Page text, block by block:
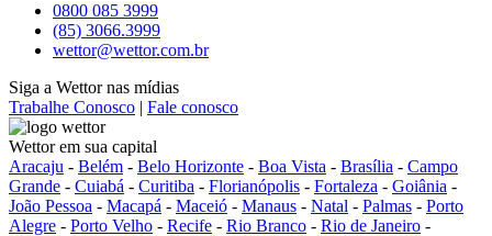
0800 085 3999
(85) 3066.3999
wettor@wettor.com.br
Siga a Wettor nas mídias
Trabalhe Conosco | Fale conosco
Wettor em sua capital
Aracaju - Belém - Belo Horizonte - Boa Vista - Brasília - Campo
Grande - Cuiabá - Curitiba - Florianópolis - Fortaleza - Goiânia -
João Pessoa - Macapá - Maceió - Manaus - Natal - Palmas - Porto
Alegre - Porto Velho - Recife - Rio Branco - Rio de Janeiro -